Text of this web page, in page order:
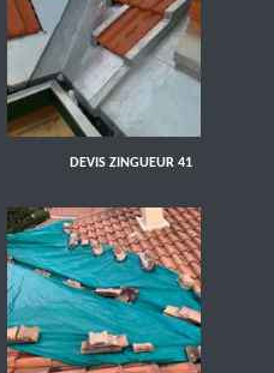
DEVIS ZINGUEUR 41